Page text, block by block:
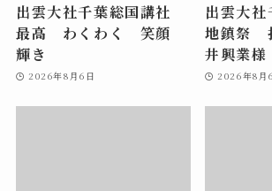
出雲大社千葉総国講社
最高 わくわく 笑顔
輝き
2026年8月6日
出雲大
地鎮祭
井興業様
2026年8月